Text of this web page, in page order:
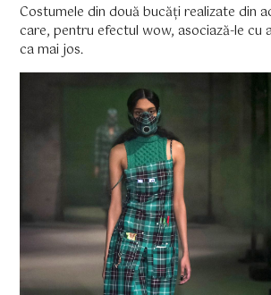
Costumele din două bucăți realizate din
care, pentru efectul wow, asociază-le cu
ca mai jos.